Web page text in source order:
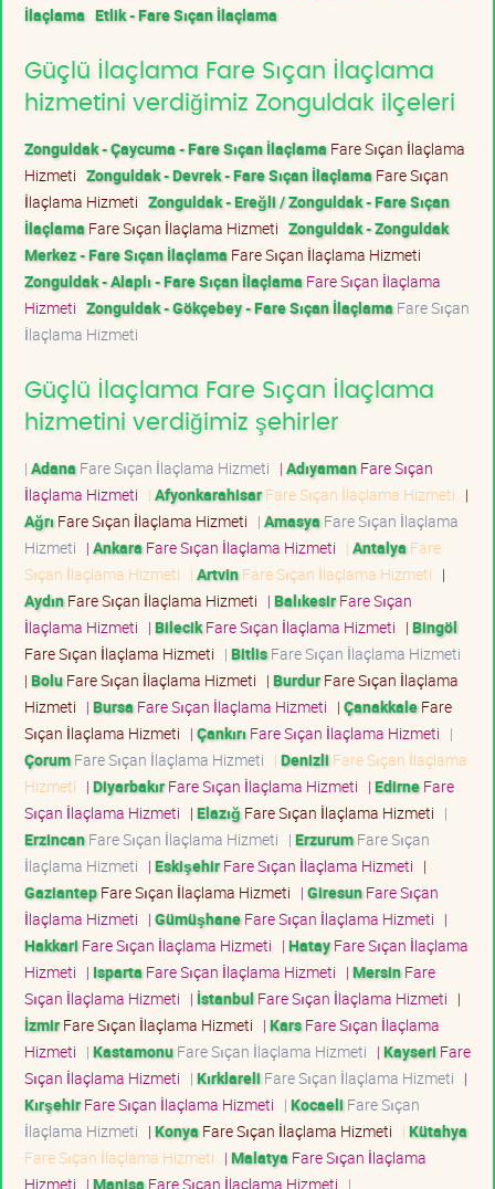
İlaçlama Etlik - Fare Sıçan İlaçlama
Güçlü İlaçlama Fare Sıçan İlaçlama
hizmetini verdiğimiz Zonguldak ilçeleri
Zonguldak - Çaycuma - Fare Sıçan İlaçlama Fare Sıçan İlaçlama
Hizmeti Zonguldak - Devrek - Fare Sıçan İlaçlama Fare Sıçan
İlaçlama Hizmeti Zonguldak - Ereğli / Zonguldak - Fare Sıçan
İlaçlama Fare Sıçan İlaçlama Hizmeti Zonguldak - Zonguldak
Merkez - Fare Sıçan İlaçlama Fare Sıçan İlaçlama Hizmeti
Zonguldak - Alaplı - Fare Sıçan İlaçlama Fare Sıçan İlaçlama
Hizmeti Zonguldak - Gökçebey - Fare Sıçan İlaçlama Fare Sıçan
İlaçlama Hizmeti
Güçlü İlaçlama Fare Sıçan İlaçlama
hizmetini verdiğimiz şehirler
| Adana Fare Sıçan İlaçlama Hizmeti | AdıyamanFare Sıçan
İlaçlama Hizmeti | AfyonkarahisarFare Sıçan İlaçlama Hizmeti |
Ağrı Fare Sıçan İlaçlama Hizmeti | Amasya Fare Sıçan İlaçlama
Hizmeti | Ankara Fare Sıçan İlaçlama Hizmeti | Antalya Fare
Sıçan İlaçlama Hizmeti | ArtvinFare Sıçan İlaçlama Hizmeti |
AydınFare Sıçan İlaçlama Hizmeti | BalıkesirFare Sıçan
İlaçlama Hizmeti | BilecikFare Sıçan İlaçlama Hizmeti | Bingöl
Fare Sıçan İlaçlama Hizmeti | BitlisFare Sıçan İlaçlama Hizmeti
| BoluFare Sıçan İlaçlama Hizmeti | BurdurFare Sıçan İlaçlama
Hizmeti | Bursa Fare Sıçan İlaçlama Hizmeti | ÇanakkaleFare
Sıçan İlaçlama Hizmeti | Çankırı Fare Sıçan İlaçlama Hizmeti |
ÇorumFare Sıçan İlaçlama Hizmeti | Denizli Fare Sıçan İlaçlama
Hizmeti | DiyarbakırFare Sıçan İlaçlama Hizmeti | EdirneFare
Sıçan İlaçlama Hizmeti | Elazığ Fare Sıçan İlaçlama Hizmeti |
ErzincanFare Sıçan İlaçlama Hizmeti | ErzurumFare Sıçan
İlaçlama Hizmeti | EskişehirFare Sıçan İlaçlama Hizmeti |
GaziantepFare Sıçan İlaçlama Hizmeti | GiresunFare Sıçan
İlaçlama Hizmeti | GümüşhaneFare Sıçan İlaçlama Hizmeti |
Hakkari Fare Sıçan İlaçlama Hizmeti | HatayFare Sıçan İlaçlama
Hizmeti | Isparta Fare Sıçan İlaçlama Hizmeti | MersinFare
Sıçan İlaçlama Hizmeti | İstanbul Fare Sıçan İlaçlama Hizmeti |
İzmirFare Sıçan İlaçlama Hizmeti | KarsFare Sıçan İlaçlama
Hizmeti | KastamonuFare Sıçan İlaçlama Hizmeti | Kayseri Fare
Sıçan İlaçlama Hizmeti | Kırklareli Fare Sıçan İlaçlama Hizmeti |
KırşehirFare Sıçan İlaçlama Hizmeti | Kocaeli Fare Sıçan
İlaçlama Hizmeti | Konya Fare Sıçan İlaçlama Hizmeti | Kütahya
Fare Sıçan İlaçlama Hizmeti | Malatya Fare Sıçan İlaçlama
Hizmeti | Manisa Fare Sıçan İlaçlama Hizmeti |